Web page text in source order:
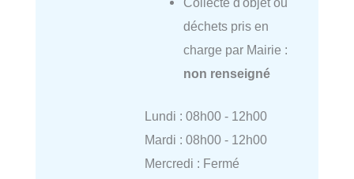
déchets pris en
charge par Mairie :
non renseigné
Lundi : 08h00 - 12h00
Mardi : 08h00 - 12h00
Mercredi : Fermé